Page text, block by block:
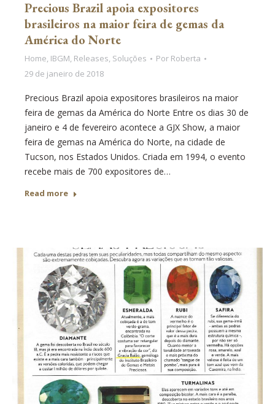
Precious Brazil apoia expositores
brasileiros na maior feira de gemas da
América do Norte
Home, IBGM, Releases, Soluções Por Roberta
29 de janeiro de 2018
Precious Brazil apoia expositores brasileiros na maior
feira de gemas da América do Norte Entre os dias 30 de
janeiro e 4 de fevereiro acontece a GJX Show, a maior
feira de gemas na América do Norte, na cidade de
Tucson, nos Estados Unidos. Criada em 1994, o evento
recebe mais de 700 expositores de…
Read more